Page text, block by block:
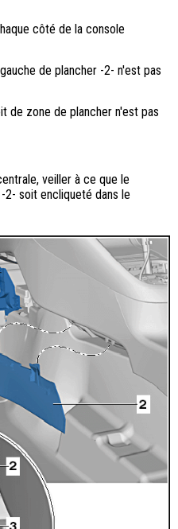
côté de la console
de plancher -2- n'est pas
de zone de plancher n'est pas
veiller à ce que le
soit encliqueté dans le